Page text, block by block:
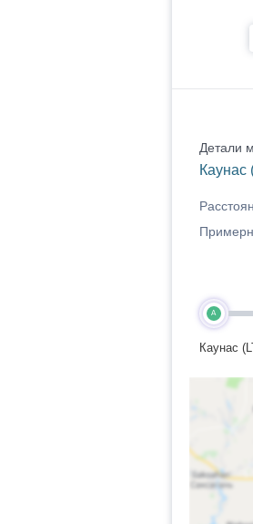
Детали
Каунас
A
Каунас